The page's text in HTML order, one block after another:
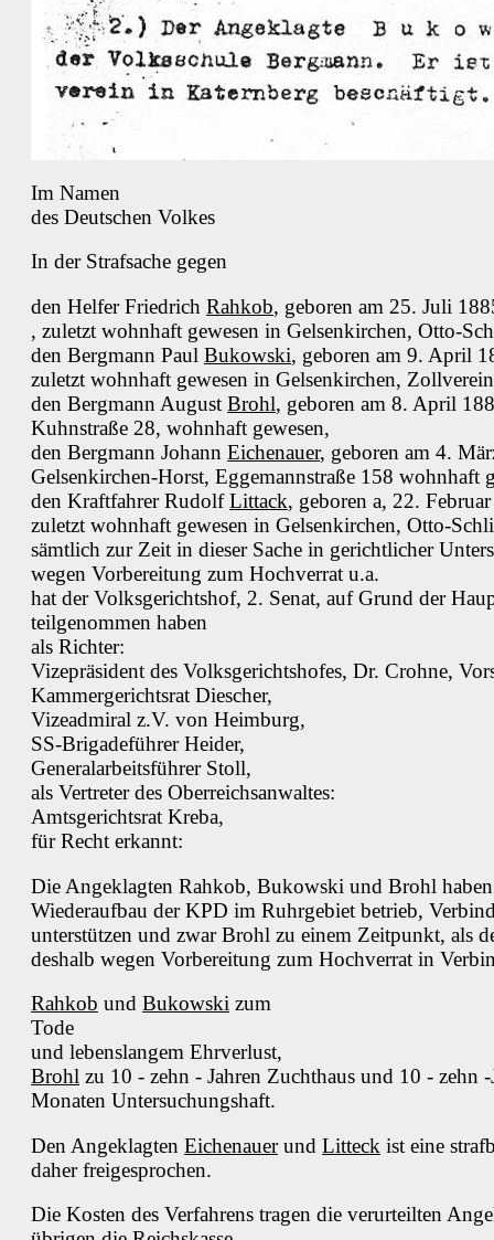
Im Namen
des Deutschen Volkes
In der Strafsache gegen
den Helfer Friedrich Rahkob, geboren am 25. Juli
, zuletzt wohnhaft gewesen in Gelsenkirchen, Otto-
den Bergmann Paul Bukowski, geboren am 9. April
zuletzt wohnhaft gewesen in Gelsenkirchen,
den Bergmann August Brohl, geboren am 8. April
Kuhnstraße 28, wohnhaft gewesen,
den Bergmann Johann Eichenauer, geboren am 4.
Gelsenkirchen-Horst, Eggemannstraße 158 wohnhaft
den Kraftfahrer RudolfLittack, geboren a, 22.
zuletzt wohnhaft gewesen in Gelsenkirchen, Otto-
sämtlich zur Zeit in dieser Sache in gerichtlicher
wegen Vorbereitung zum Hochverrat u.a.
hat der Volksgerichtshof, 2. Senat, auf Grund der
teilgenommen haben
als Richter:
Vizepräsident des Volksgerichtshofes, Dr. Crohne,
Kammergerichtsrat Diescher,
Vizeadmiral z.V. von Heimburg,
SS-Brigadeführer Heider,
Generalarbeitsführer Stoll,
als Vertreter des Oberreichsanwaltes:
Amtsgerichtsrat Kreba,
für Recht erkannt:
Die Angeklagten Rahkob, Bukowski und Brohl
Wiederaufbau der KPD im Ruhrgebiet betrieb,
unterstützen und zwar Brohl zu einem Zeitpunkt, als
deshalb wegen Vorbereitung zum Hochverrat in
Rahkob und Bukowski zum
Tode
und lebenslangem Ehrverlust,
Brohl zu 10 - zehn - Jahren Zuchthaus und 10 -
Monaten Untersuchungshaft.
Den Angeklagten Eichenauerund Litteck ist eine
daher freigesprochen.
Die Kosten des Verfahrens tragen die verurteilten